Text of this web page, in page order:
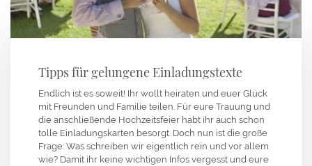
Tipps für gelungene Einladungstexte
Endlich ist es soweit! Ihr wollt heiraten und euer Glück
mit Freunden und Familie teilen. Für eure Trauung und
die anschließende Hochzeitsfeier habt ihr auch schon
tolle Einladungskarten besorgt. Doch nun ist die große
Frage: Was schreiben wir eigentlich rein und vor allem
wie? Damit ihr keine wichtigen Infos vergesst und eure